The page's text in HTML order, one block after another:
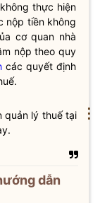
thực hiện
nộp tiền không
cơ quan nhà
nộp theo quy
các quyết định
.
quản lý thuế tại
dẫn
⋮